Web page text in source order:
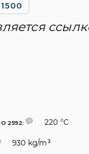
1500
2592: 220 °C
930 kg/m³